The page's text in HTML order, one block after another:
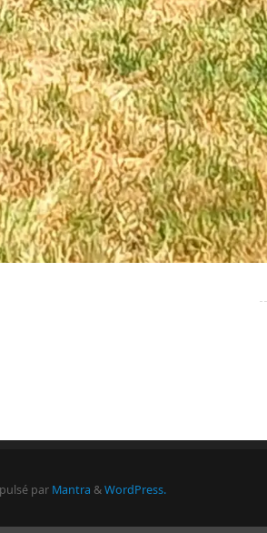
par Mantra &WordPress.